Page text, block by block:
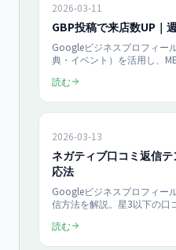
2026-03-11
GBP投稿で来店数UP｜
Googleビジネスプロフィー
典・イベント）を活用し、
CTA設計など、中小企業が今
読む
2026-03-13
ネガティブ口コミ返信
応法
Googleビジネスプロフィー
信方法を解説。星3以下の口
践的なノウハウをまとめまし
読む